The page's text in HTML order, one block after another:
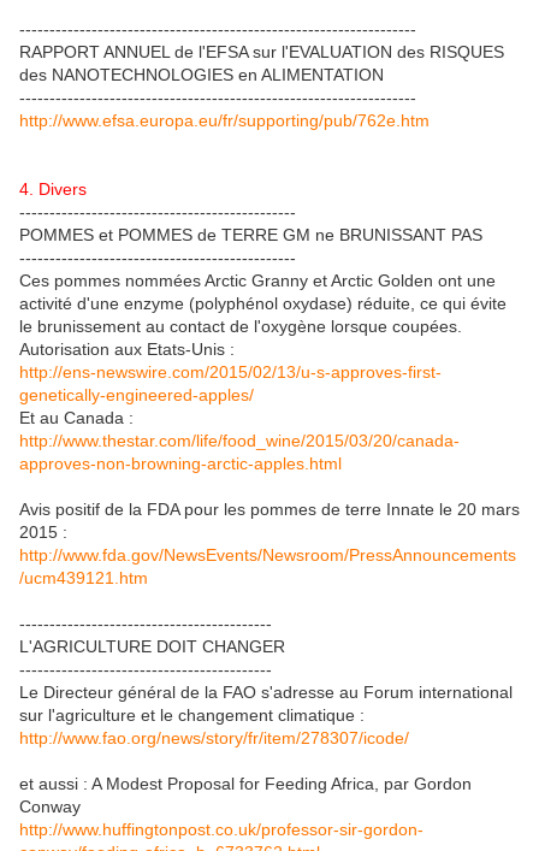
------------------------------------------------------------------
RAPPORT ANNUEL de l'EFSA sur l'EVALUATION des RISQUES
des NANOTECHNOLOGIES en ALIMENTATION
------------------------------------------------------------------
http://www.efsa.europa.eu/fr/supporting/pub/762e.htm
4. Divers
----------------------------------------------
POMMES et POMMES de TERRE GM ne BRUNISSANT PAS
----------------------------------------------
Ces pommes nommées Arctic Granny et Arctic Golden ont une
activité d'une enzyme (polyphénol oxydase) réduite, ce qui évite
le brunissement au contact de l'oxygène lorsque coupées.
Autorisation aux Etats-Unis :
http://ens-newswire.com/2015/02/13/u-s-approves-first-
genetically-engineered-apples/
Et au Canada :
http://www.thestar.com/life/food_wine/2015/03/20/canada-
approves-non-browning-arctic-apples.html
Avis positif de la FDA pour les pommes de terre Innate le 20 mars
2015 :
http://www.fda.gov/NewsEvents/Newsroom/PressAnnouncements
/ucm439121.htm
------------------------------------------
L'AGRICULTURE DOIT CHANGER
------------------------------------------
Le Directeur général de la FAO s'adresse au Forum international
sur l'agriculture et le changement climatique :
http://www.fao.org/news/story/fr/item/278307/icode/
et aussi : A Modest Proposal for Feeding Africa, par Gordon
Conway
http://www.huffingtonpost.co.uk/professor-sir-gordon-